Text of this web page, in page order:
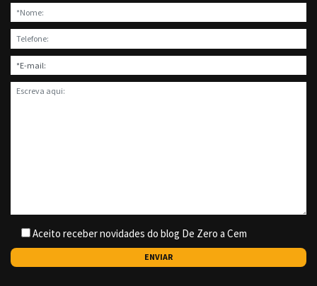
Aceito receber novidades do blog De Zero a Cem